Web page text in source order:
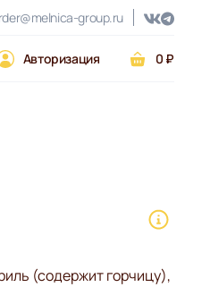
group.ru
Авторизация 0 ₽
(содержит горчицу),